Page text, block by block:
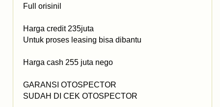
Full orisinil
Harga credit 235juta
Untuk proses leasing bisa dibantu
Harga cash 255 juta nego
GARANSI OTOSPECTOR
SUDAH DI CEK OTOSPECTOR